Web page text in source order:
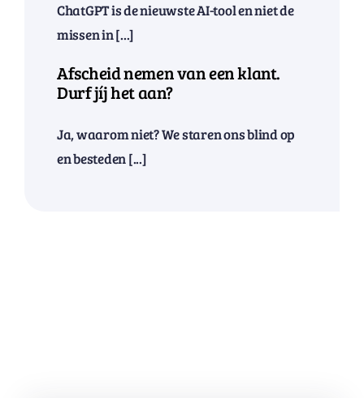
ChatGPT is de nieuwste AI-tool en niet de
missen in [...]
Afscheid nemen van een klant.
Durf jíj het aan?
Ja, waarom niet? We staren ons blind op
en besteden [...]